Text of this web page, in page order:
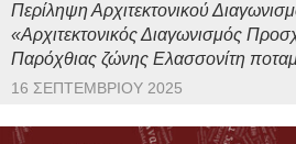
Περίληψη Αρχιτεκτονικού
«Αρχιτεκτονικός Διαγωνισμός
Παρόχθιας ζώνης Ελασσονίτη
16 ΣΕΠΤΕΜΒΡΊΟΥ 2025